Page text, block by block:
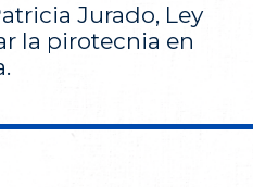
Jurado, Ley
la pirotecnia en